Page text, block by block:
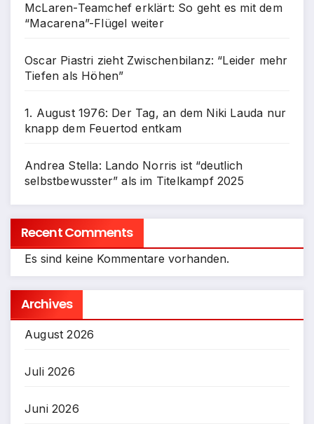
McLaren-Teamchef erklärt: So geht es mit dem
“Macarena”-Flügel weiter
Oscar Piastri zieht Zwischenbilanz: “Leider mehr
Tiefen als Höhen”
1. August 1976: Der Tag, an dem Niki Lauda nur
knapp dem Feuertod entkam
Andrea Stella: Lando Norris ist “deutlich
selbstbewusster” als im Titelkampf 2025
Recent Comments
Es sind keine Kommentare vorhanden.
Archives
August 2026
Juli 2026
Juni 2026